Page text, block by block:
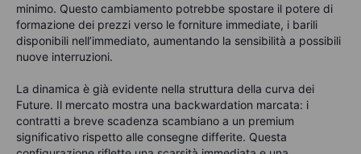
minimo. Questo cambiamento potrebbe spostare il potere di
formazione dei prezzi verso le forniture immediate, i barili
disponibili nell’immediato, aumentando la sensibilità a possibili
nuove interruzioni.
La dinamica è già evidente nella struttura della curva dei
Future. Il mercato mostra una backwardation marcata: i
contratti a breve scadenza scambiano a un premium
significativo rispetto alle consegne differite. Questa